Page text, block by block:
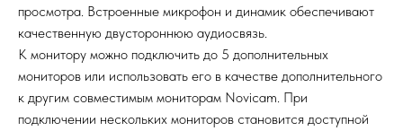
просмотра. Встроенные микрофон и динамик обеспечивают
качественную двустороннюю аудиосвязь.
К монитору можно подключить до 5 дополнительных
мониторов или использовать его в качестве дополнительного
к другим совместимым мониторам Novicam. При
подключении нескольких мониторов становится доступной